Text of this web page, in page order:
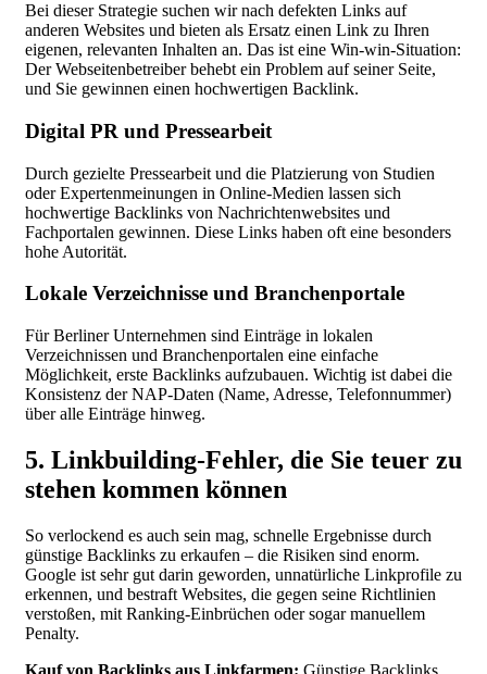
Bei dieser Strategie suchen wir nach defekten Links auf
anderen Websites und bieten als Ersatz einen Link zu Ihren
eigenen, relevanten Inhalten an. Das ist eine Win-win-Situation:
Der Webseitenbetreiber behebt ein Problem auf seiner Seite,
und Sie gewinnen einen hochwertigen Backlink.
Digital PR und Pressearbeit
Durch gezielte Pressearbeit und die Platzierung von Studien
oder Expertenmeinungen in Online-Medien lassen sich
hochwertige Backlinks von Nachrichtenwebsites und
Fachportalen gewinnen. Diese Links haben oft eine besonders
hohe Autorität.
Lokale Verzeichnisse und Branchenportale
Für Berliner Unternehmen sind Einträge in lokalen
Verzeichnissen und Branchenportalen eine einfache
Möglichkeit, erste Backlinks aufzubauen. Wichtig ist dabei die
Konsistenz der NAP-Daten (Name, Adresse, Telefonnummer)
über alle Einträge hinweg.
5. Linkbuilding-Fehler, die Sie teuer zu
stehen kommen können
So verlockend es auch sein mag, schnelle Ergebnisse durch
günstige Backlinks zu erkaufen – die Risiken sind enorm.
Google ist sehr gut darin geworden, unnatürliche Linkprofile zu
erkennen, und bestraft Websites, die gegen seine Richtlinien
verstoßen, mit Ranking-Einbrüchen oder sogar manuellem
Penalty.
Kauf von Backlinks aus Linkfarmen: Günstige Backlinks